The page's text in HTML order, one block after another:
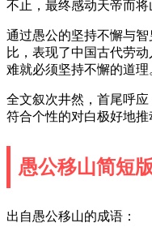
不止，最终感动天帝而将
通过愚公的坚持不懈与智
比，表现了中国古代劳
难就必须坚持不懈的道理
全文叙次井然，首尾呼应
符合个性的对白极好地推
愚公移山简短
出自愚公移山的成语：